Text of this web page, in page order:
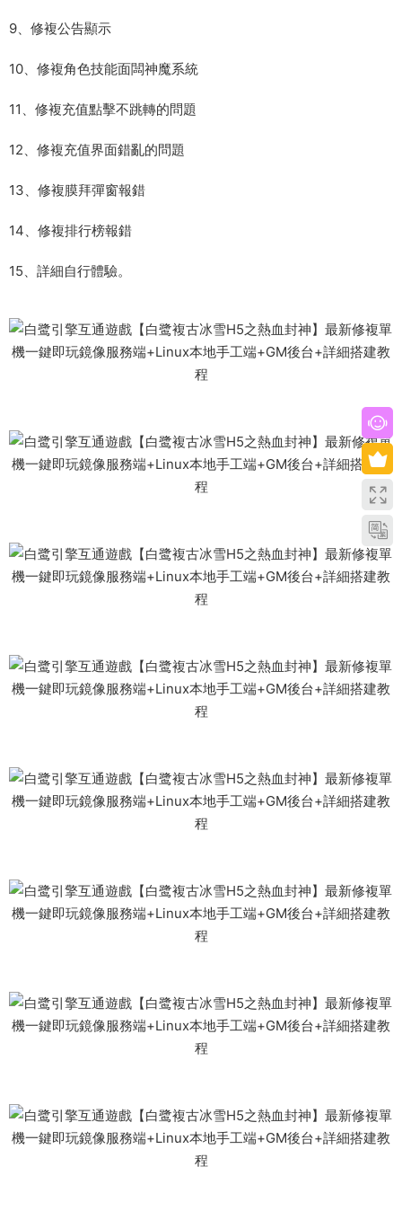
9、修複公告顯示
10、修複角色技能面闆神魔系統
11、修複充值點擊不跳轉的問題
12、修複充值界面錯亂的問題
13、修複膜拜彈窗報錯
14、修複排行榜報錯
15、詳細自行體驗。